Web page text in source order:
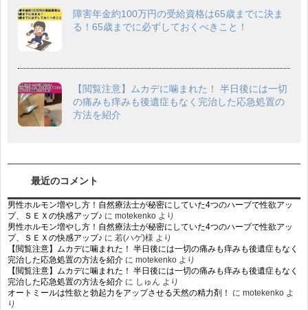
障害年金約100万円の受給資格は65歳までに決ま
る！65歳までに必ずしておくべきこと！
【閲覧注意】ムカデに噛まれた！ 半日後には一切
の痛みも痒みも後遺症もなく完治した応急処置の
方法を紹介
最近のコメント
男性ホルモン増やし方！自然療法士が秘密にしていた4つのハーブで性欲アッ
プ、ＳＥＸの快感アップ♪ に motekenko より
男性ホルモン増やし方！自然療法士が秘密にしていた4つのハーブで性欲アッ
プ、ＳＥＸの快感アップ♪ に 若(ハゲ)様 より
【閲覧注意】ムカデに噛まれた！ 半日後には一切の痛みも痒みも後遺症もなく
完治した応急処置の方法を紹介 に motekenko より
【閲覧注意】ムカデに噛まれた！ 半日後には一切の痛みも痒みも後遺症もなく
完治した応急処置の方法を紹介 に しゅん より
オートミールは性欲と勃起力をアップさせる天然の精力剤！
に motekenko よ
り